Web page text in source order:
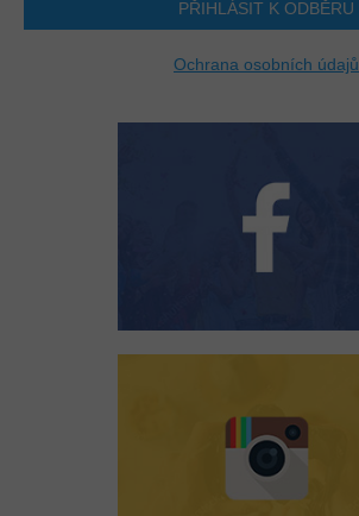
PŘIHLÁSIT K ODBĚRU
Ochrana osobních údajů